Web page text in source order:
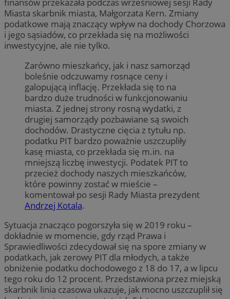
finansów przekazała podczas wrześniowej sesji Rady
Miasta skarbnik miasta, Małgorzata Kern. Zmiany
podatkowe mają znaczący wpływ na dochody Chorzowa
i jego sąsiadów, co przekłada się na możliwości
inwestycyjne, ale nie tylko.
Zarówno mieszkańcy, jak i nasz samorząd
boleśnie odczuwamy rosnące ceny i
galopującą inflację. Przekłada się to na
bardzo duże trudności w funkcjonowaniu
miasta. Z jednej strony rosną wydatki, z
drugiej samorządy pozbawiane są swoich
dochodów. Drastyczne cięcia z tytułu np.
podatku PIT bardzo poważnie uszczupliły
kasę miasta, co przekłada się m.in. na
mniejszą liczbę inwestycji. Podatek PIT to
przecież dochody naszych mieszkańców,
które powinny zostać w mieście –
komentował po sesji Rady Miasta prezydent
Andrzej Kotala.
Sytuacja znacząco pogorszyła się w 2019 roku –
dokładnie w momencie, gdy rząd Prawa i
Sprawiedliwości zdecydował się na spore zmiany w
podatkach, jak zerowy PIT dla młodych, a także
obniżenie podatku dochodowego z 18 do 17, a w lipcu
tego roku do 12 procent. Przedstawiona przez miejską
skarbnik linia czasowa ukazuje, jak mocno uszczuplił się